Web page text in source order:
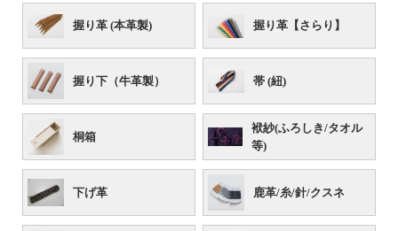
握り革 (本革製) 握り革【さらり】
握り下（牛革製） 帯 (紐)
桐箱
袱紗(ふろしき/タオル
等)
下げ革 鹿革/糸/針/クスネ